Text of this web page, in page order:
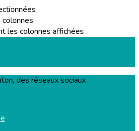
les colonnes affichées
des réseaux sociaux